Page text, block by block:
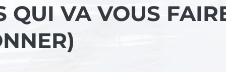
QUI VA VOUS